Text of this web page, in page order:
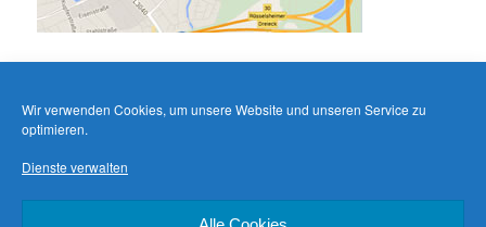
Wir verwenden Cookies, um unsere Website und unseren Service zu
optimieren.
Dienste verwalten